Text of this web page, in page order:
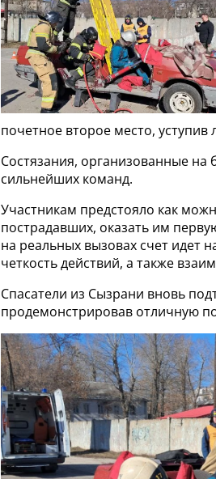
почетное второе место,
Состязания, организованные на
сильнейших команд.
Участникам предстояло как
пострадавших, оказать им
на реальных вызовах счет идет
четкость действий, а также
Спасатели из Сызрани вновь
продемонстрировав отличную